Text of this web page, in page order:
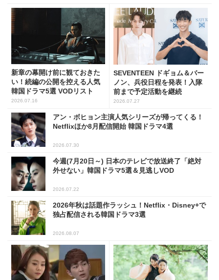
新章の幕開け前に観ておきた
い！続編の公開を控える人気
韓国ドラマ5選 VODリスト
2026.07.16
SEVENTEEN ドギョム＆バー
ノン、兵役日程を発表！入隊
前まで予定活動を継続
2026.07.27
アン・ボヒョン主演人気シリーズが帰ってくる！
Netflixほか8月配信開始 韓国ドラマ4選
2026.07.30
今週(7月20日～) 日本のテレビで放送終了「絶対
外せない」韓国ドラマ5選＆見逃しVOD
2026.07.22
2026年秋は話題作ラッシュ！Netflix・Disney+で
独占配信される韓国ドラマ3選
2026.08.07